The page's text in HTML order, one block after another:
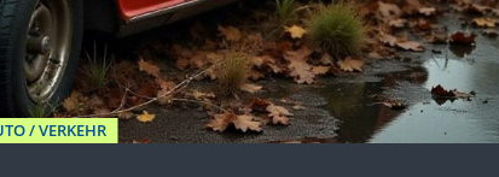
/ VERKEHR